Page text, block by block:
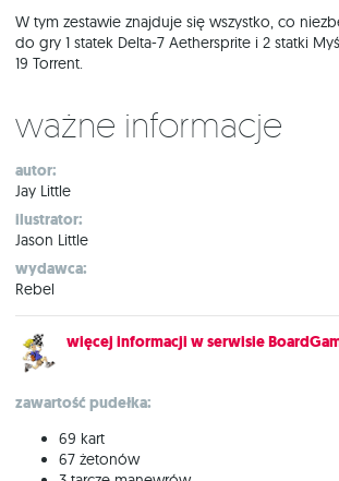
W tym zestawie znajduje się wszystko, co
do gry 1 statek Delta-7 Aethersprite i 2 statki
19 Torrent.
Ważne informacje
autor:
Jay Little
ilustrator:
Jason Little
wydawca:
Rebel
więcej informacji w serwisie
zawartość pudełka:
69 kart
67 żetonów